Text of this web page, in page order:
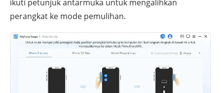
ikuti petunjuk antarmuka untuk mengalihkan
perangkat ke mode pemulihan.